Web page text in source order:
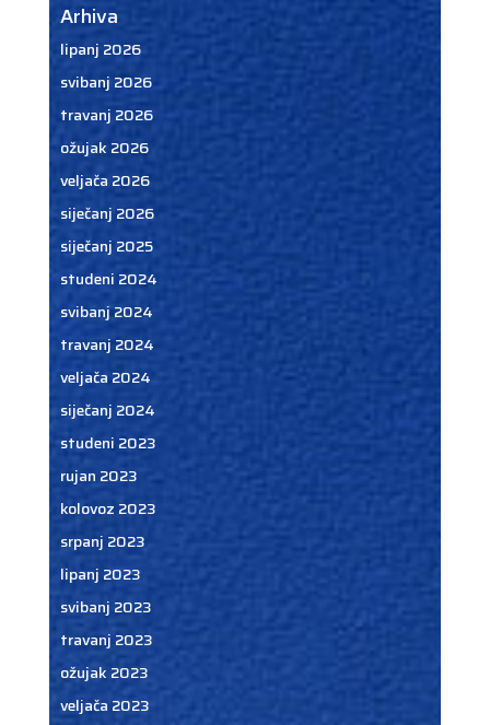
Arhiva
lipanj 2026
svibanj 2026
travanj 2026
ožujak 2026
veljača 2026
siječanj 2026
siječanj 2025
studeni 2024
svibanj 2024
travanj 2024
veljača 2024
siječanj 2024
studeni 2023
rujan 2023
kolovoz 2023
srpanj 2023
lipanj 2023
svibanj 2023
travanj 2023
ožujak 2023
veljača 2023